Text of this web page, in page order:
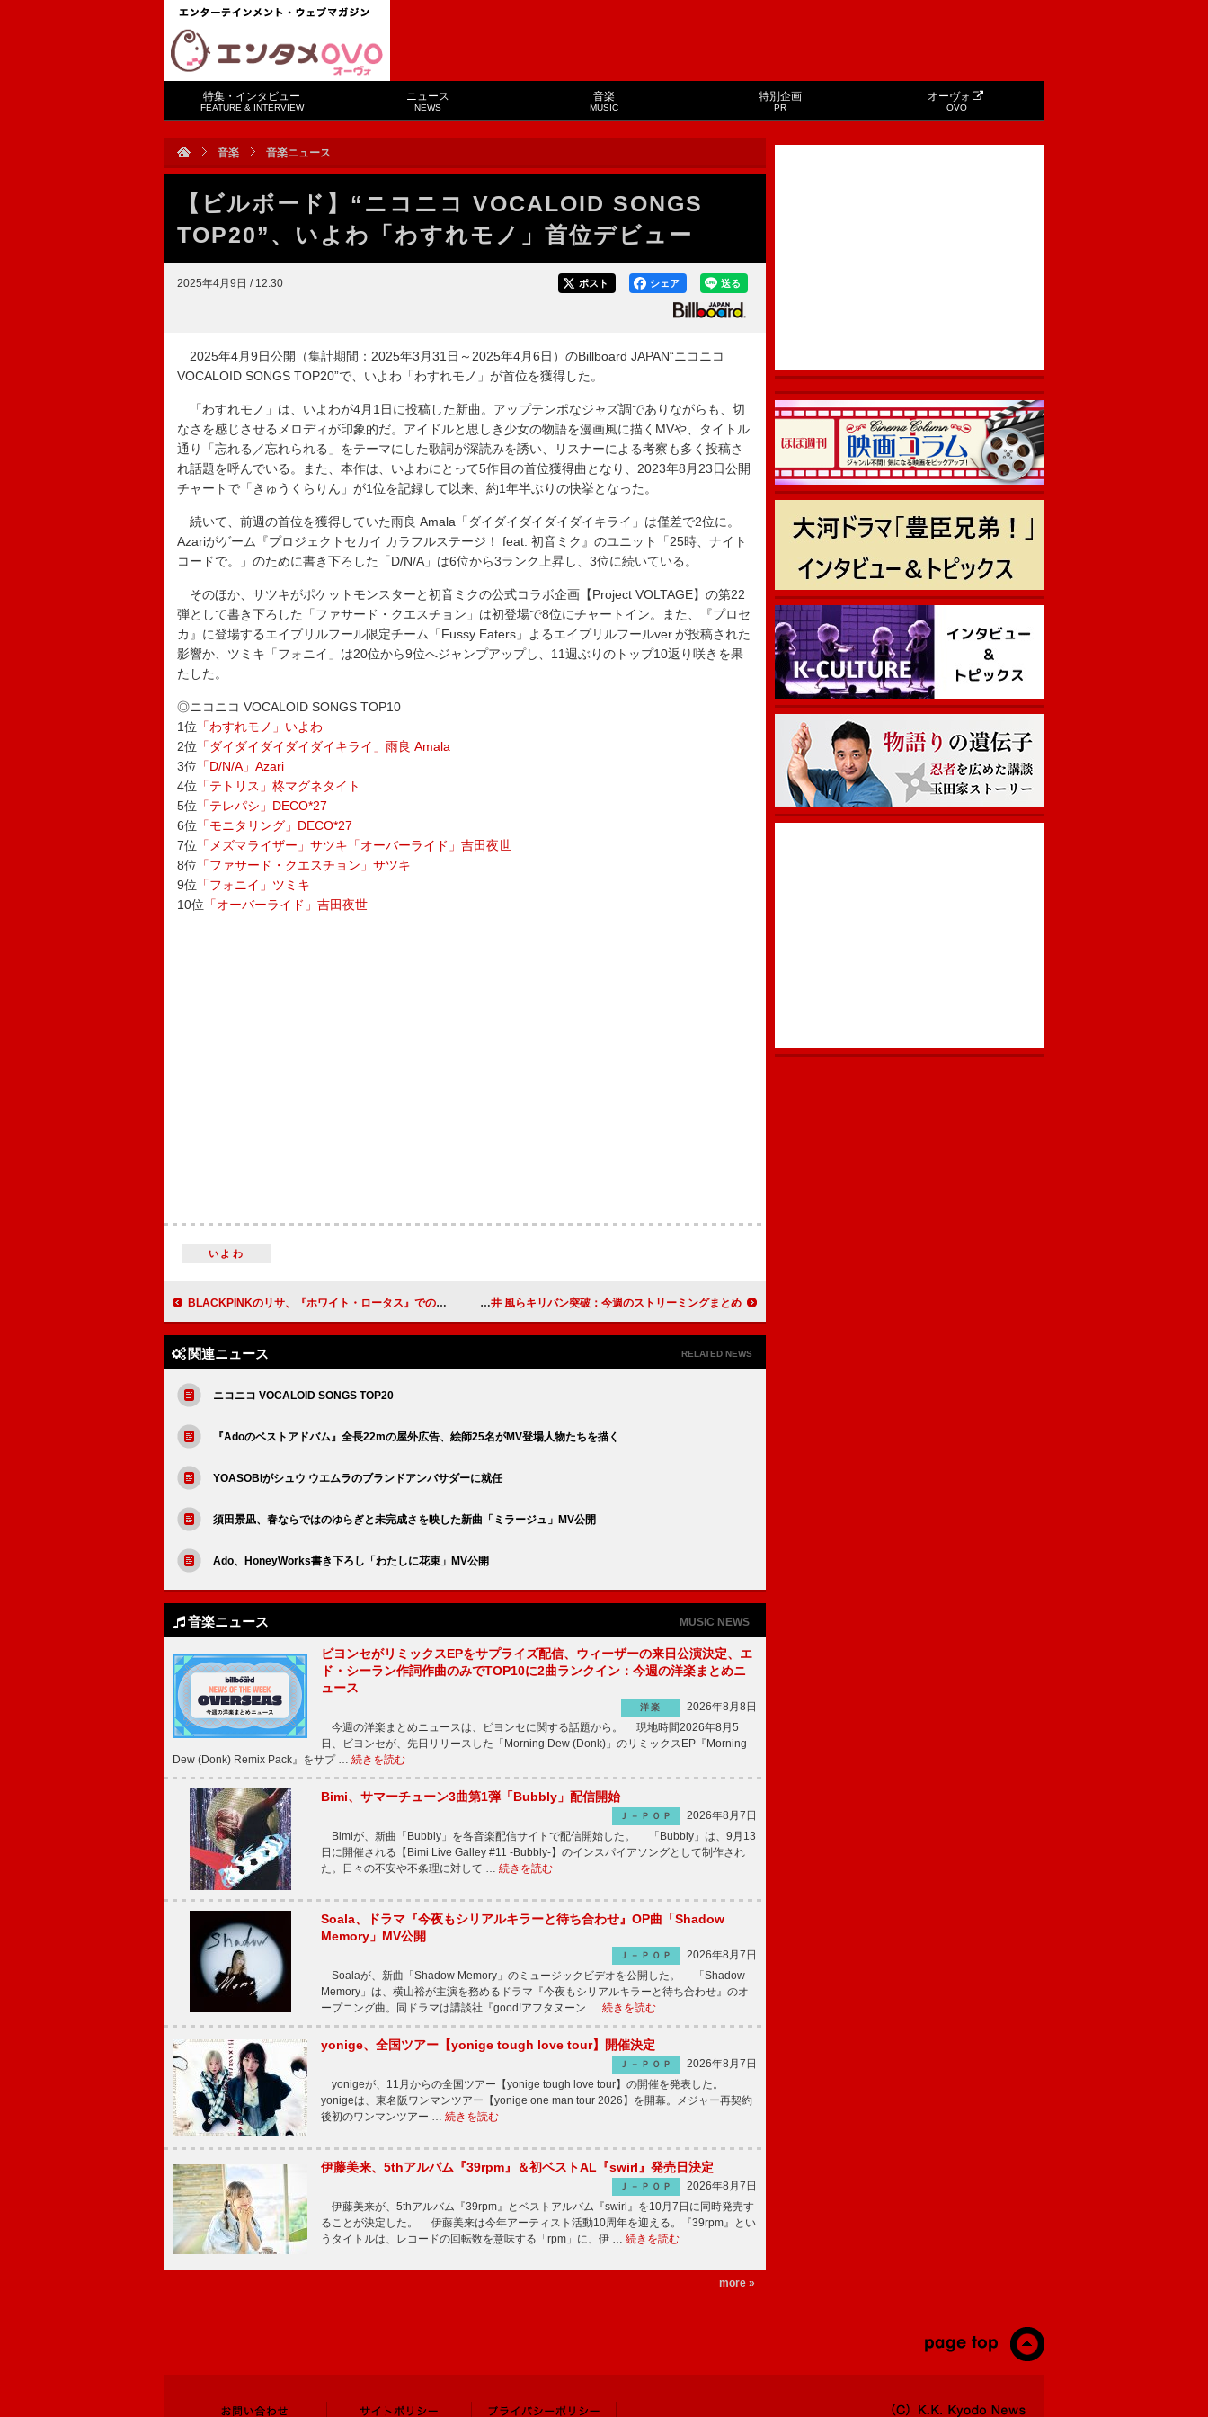
特集・インタビュー
FEATURE & INTERVIEW
ニュース
NEWS
音楽
MUSIC
特別企画
PR
オーヴォ
OVO
音楽 音楽ニュース
【ビルボード】“ニコニコ VOCALOID SONGS
TOP20”、いよわ「わすれモノ」首位デビュー
2025年4月9日 / 12:30 送る
シェア
ポスト
2025年4月9日公開（集計期間：2025年3月31日～2025年4月6日）のBillboard JAPAN“ニコニコ
VOCALOID SONGS TOP20”で、いよわ「わすれモノ」が首位を獲得した。
「わすれモノ」は、いよわが4月1日に投稿した新曲。アップテンポなジャズ調でありながらも、切
なさを感じさせるメロディが印象的だ。アイドルと思しき少女の物語を漫画風に描くMVや、タイトル
通り「忘れる／忘れられる」をテーマにした歌詞が深読みを誘い、リスナーによる考察も多く投稿さ
れ話題を呼んでいる。また、本作は、いよわにとって5作目の首位獲得曲となり、2023年8月23日公開
チャートで「きゅうくらりん」が1位を記録して以来、約1年半ぶりの快挙となった。
続いて、前週の首位を獲得していた雨良 Amala「ダイダイダイダイダイキライ」は僅差で2位に。
Azariがゲーム『プロジェクトセカイ カラフルステージ！ feat. 初音ミク』のユニット「25時、ナイト
コードで。」のために書き下ろした「D/N/A」は6位から3ランク上昇し、3位に続いている。
そのほか、サツキがポケットモンスターと初音ミクの公式コラボ企画【Project VOLTAGE】の第22
弾として書き下ろした「ファサード・クエスチョン」は初登場で8位にチャートイン。また、『プロセ
カ』に登場するエイプリルフール限定チーム「Fussy Eaters」よるエイプリルフールver.が投稿された
影響か、ツミキ「フォニイ」は20位から9位へジャンプアップし、11週ぶりのトップ10返り咲きを果
たした。
◎ニコニコ VOCALOID SONGS TOP10
1位 「わすれモノ」いよわ
2位 「ダイダイダイダイダイキライ」雨良 Amala
3位 「D/N/A」Azari
4位 「テトリス」柊マグネタイト
5位 「テレパシ」DECO*27
6位 「モニタリング」DECO*27
7位 「メズマライザー」サツキ「オーバーライド」吉田夜世
8位 「ファサード・クエスチョン」サツキ
9位 「フォニイ」ツミキ
10位 「オーバーライド」吉田夜世
いよわ
BLACKPINKのリサ、『ホワイト・ロータス』での演技デビューを振り返る「素晴らしい旅」 ミセス／髭男／ロゼ＆ブルーノ・マーズ／米津玄師／藤井 風らキリバン突破：今週のストリーミングまとめ
関連ニュース RELATED NEWS
ニコニコ VOCALOID SONGS TOP20
『Adoのベストアドバム』全長22mの屋外広告、絵師25名がMV登場人物たちを描く
YOASOBIがシュウ ウエムラのブランドアンバサダーに就任
須田景凪、春ならではのゆらぎと未完成さを映した新曲「ミラージュ」MV公開
Ado、HoneyWorks書き下ろし「わたしに花束」MV公開
音楽ニュース MUSIC NEWS
ビヨンセがリミックスEPをサプライズ配信、ウィーザーの来日公演決定、エ
ド・シーラン作詞作曲のみでTOP10に2曲ランクイン：今週の洋楽まとめニ
ュース
洋楽
2026年8月8日
今週の洋楽まとめニュースは、ビヨンセに関する話題から。 現地時間2026年8月5
日、ビヨンセが、先日リリースした「Morning Dew (Donk)」のリミックスEP『Morning
Dew (Donk) Remix Pack』をサプ … 続きを読む
Bimi、サマーチューン3曲第1弾「Bubbly」配信開始
Ｊ－ＰＯＰ
2026年8月7日
Bimiが、新曲「Bubbly」を各音楽配信サイトで配信開始した。 「Bubbly」は、9月13
日に開催される【Bimi Live Galley #11 -Bubbly-】のインスパイアソングとして制作され
た。日々の不安や不条理に対して … 続きを読む
Soala、ドラマ『今夜もシリアルキラーと待ち合わせ』OP曲「Shadow
Memory」MV公開
Ｊ－ＰＯＰ
2026年8月7日
Soalaが、新曲「Shadow Memory」のミュージックビデオを公開した。 「Shadow
Memory」は、横山裕が主演を務めるドラマ『今夜もシリアルキラーと待ち合わせ』のオ
ープニング曲。同ドラマは講談社『good!アフタヌーン … 続きを読む
yonige、全国ツアー【yonige tough love tour】開催決定
Ｊ－ＰＯＰ
2026年8月7日
yonigeが、11月からの全国ツアー【yonige tough love tour】の開催を発表した。
yonigeは、東名阪ワンマンツアー【yonige one man tour 2026】を開幕。メジャー再契約
後初のワンマンツアー … 続きを読む
伊藤美来、5thアルバム『39rpm』＆初ベストAL『swirl』発売日決定
Ｊ－ＰＯＰ
2026年8月7日
伊藤美来が、5thアルバム『39rpm』とベストアルバム『swirl』を10月7日に同時発売す
ることが決定した。 伊藤美来は今年アーティスト活動10周年を迎える。『39rpm』とい
うタイトルは、レコードの回転数を意味する「rpm」に、伊 … 続きを読む
more »